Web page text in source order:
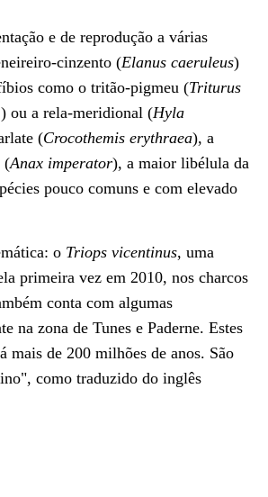
e de reprodução a várias
cinzento (Elanus caeruleus)
como o tritão-pigmeu (Triturus
ou a rela-meridional (Hyla
(Crocothemis erythraea), a
(Anax imperator), a maior libélula da
pouco comuns e com elevado
o Triops vicentinus, uma
primeira vez em 2010, nos charcos
conta com algumas
na zona de Tunes e Paderne. Estes
mais de 200 milhões de anos. São
como traduzido do inglês